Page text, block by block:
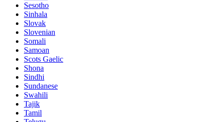
Sesotho
Sinhala
Slovak
Slovenian
Somali
Samoan
Scots Gaelic
Shona
Sindhi
Sundanese
Swahili
Tajik
Tamil